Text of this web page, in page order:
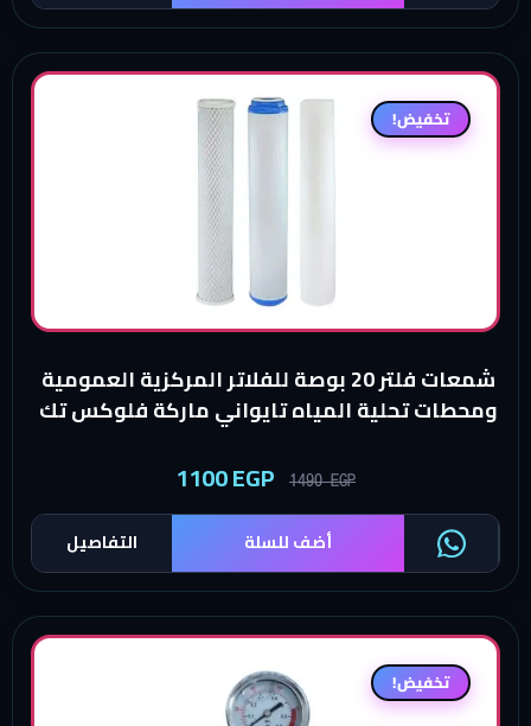
تخفيض!
شمعات فلتر 20 بوصة للفلاتر المركزية العمومية
ومحطات تحلية المياه تايواني ماركة فلوكس تك
1490EGP
1100EGP
التفاصيل أضف للسلة
تخفيض!